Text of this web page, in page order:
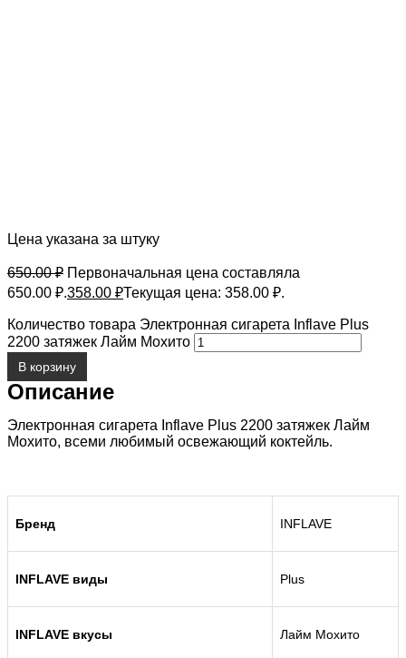
Цена указана за штуку
650.00₽ Первоначальная цена составляла
650.00 ₽.358.00 ₽Текущая цена: 358.00 ₽.
Количество товара Электронная сигарета Inflave Plus
2200 затяжек Лайм Мохито
В корзину
Описание
Электронная сигарета Inflave Plus 2200 затяжек Лайм
Мохито, всеми любимый освежающий коктейль.
Бренд INFLAVE
INFLAVE виды Plus
INFLAVE вкусы Лайм Мохито